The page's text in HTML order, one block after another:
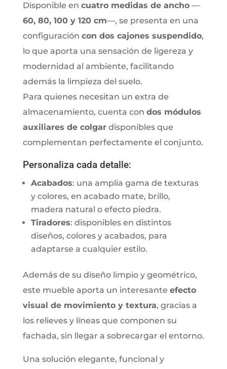
Disponible en cuatro medidas de ancho—
60, 80, 100 y 120 cm—, se presenta en una
configuración con dos cajones suspendido,
lo que aporta una sensación de ligereza y
modernidad al ambiente, facilitando
además la limpieza del suelo.
Para quienes necesitan un extra de
almacenamiento, cuenta con dos módulos
auxiliares de colgardisponibles que
complementan perfectamente el conjunto.
Personaliza cada detalle:
Acabados: una amplia gama de texturas
y colores, en acabado mate, brillo,
madera natural o efecto piedra.
Tiradores: disponibles en distintos
diseños, colores y acabados, para
adaptarse a cualquier estilo.
Además de su diseño limpio y geométrico,
este mueble aporta un interesante efecto
visual de movimiento y textura, gracias a
los relieves y líneas que componen su
fachada, sin llegar a sobrecargar el entorno.
Una solución elegante, funcional y